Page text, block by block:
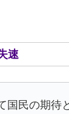
速
国民の期待